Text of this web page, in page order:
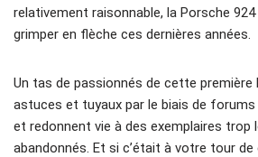
relativement raisonnable, la Porsche
grimper en flèche ces dernières années.
Un tas de passionnés de cette première
astuces et tuyaux par le biais de
et redonnent vie à des exemplaires trop
abandonnés. Et si c’était à votre tour de